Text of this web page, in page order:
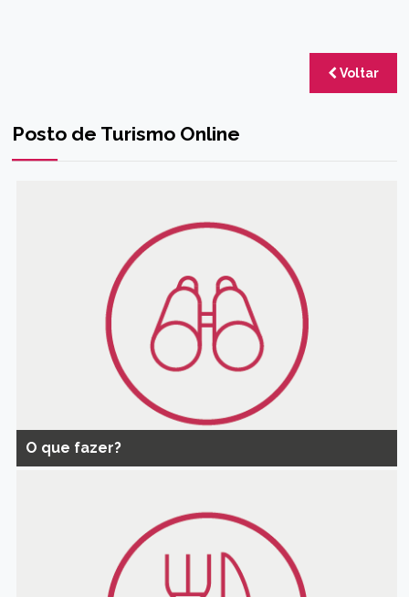
Voltar
Posto de Turismo Online
O que fazer?